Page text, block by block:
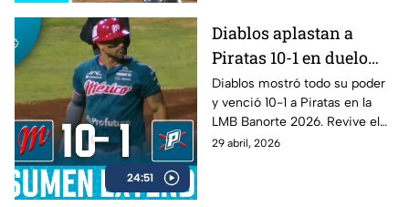
24:51
Diablos aplastan a
Piratas 10-1 en duelo
dominante de la LMB
Banorte 2026
Diablos mostró todo su poder
y venció 10-1 a Piratas en la
LMB Banorte 2026. Revive el
resumen extendido del juego
29 abril, 2026